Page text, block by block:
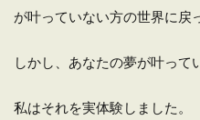
が叶っていない方の世界に戻
しかし、あなたの夢が叶って
私はそれを実体験しました。